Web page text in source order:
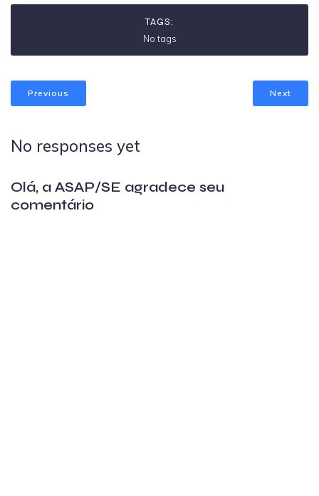
TAGS:
No tags
Previous Next
No responses yet
Olá, a ASAP/SE agradece seu
comentário